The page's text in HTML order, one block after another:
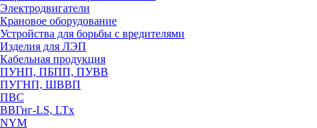
Электродвигатели
Крановое оборудование
Устройства для борьбы с вредителями
Изделия для ЛЭП
Кабельная продукция
ПУНП, ПБПП, ПУВВ
ПУГНП, ШВВП
ПВС
ВВГнг-LS, LTx
NYM